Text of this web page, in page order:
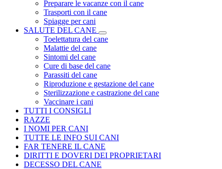
Preparare le vacanze con il cane
Trasporti con il cane
Spiagge per cani
SALUTE DEL CANE
Toelettatura del cane
Malattie del cane
Sintomi del cane
Cure di base del cane
Parassiti del cane
Riproduzione e gestazione del cane
Sterilizzazione e castrazione del cane
Vaccinare i cani
TUTTI I CONSIGLI
RAZZE
I NOMI PER CANI
TUTTE LE INFO SUI CANI
FAR TENERE IL CANE
DIRITTI E DOVERI DEI PROPRIETARI
DECESSO DEL CANE